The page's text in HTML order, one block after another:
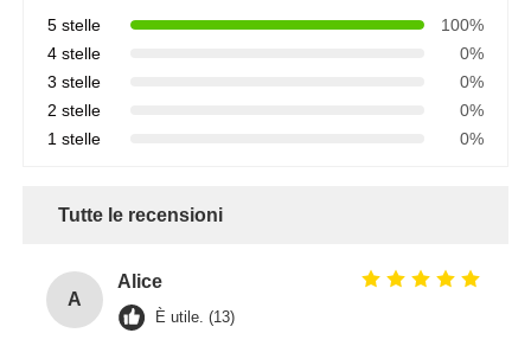
5 stelle
100%
4 stelle
0%
3 stelle
0%
2 stelle
0%
1 stelle
0%
Tutte le recensioni
A
Alice
È utile. (13)